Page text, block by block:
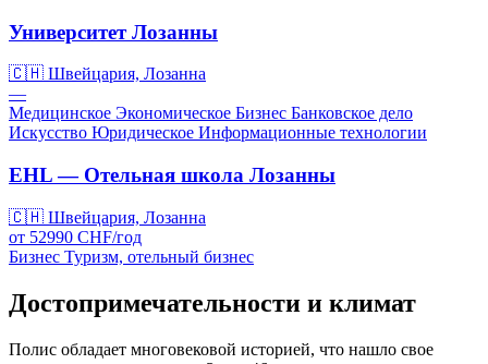
Университет Лозанны
🇨🇭 Швейцария, Лозанна
—
Медицинское Экономическое Бизнес Банковское дело
Искусство Юридическое Информационные технологии
EHL — Отельная школа Лозанны
🇨🇭 Швейцария, Лозанна
от 52990 CHF/год
Бизнес Туризм, отельный бизнес
Достопримечательности и климат
Полис обладает многовековой историей, что нашло свое